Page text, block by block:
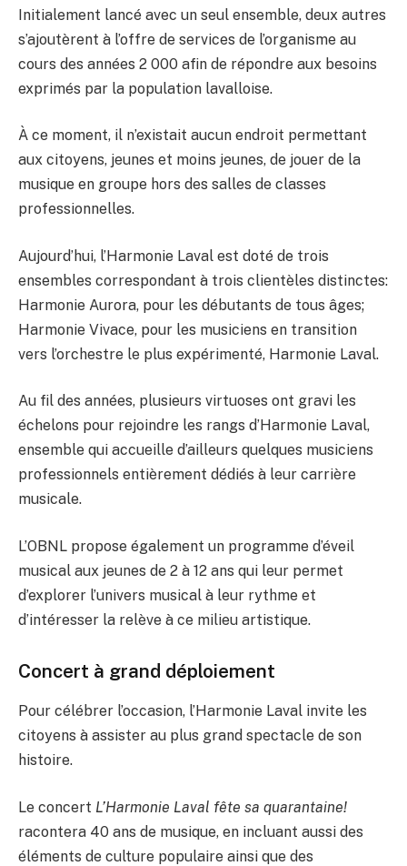
Initialement lancé avec un seul ensemble, deux autres
s’ajoutèrent à l’offre de services de l’organisme au
cours des années 2 000 afin de répondre aux besoins
exprimés par la population lavalloise.
À ce moment, il n’existait aucun endroit permettant
aux citoyens, jeunes et moins jeunes, de jouer de la
musique en groupe hors des salles de classes
professionnelles.
Aujourd’hui, l’Harmonie Laval est doté de trois
ensembles correspondant à trois clientèles distinctes:
Harmonie Aurora, pour les débutants de tous âges;
Harmonie Vivace, pour les musiciens en transition
vers l’orchestre le plus expérimenté, Harmonie Laval.
Au fil des années, plusieurs virtuoses ont gravi les
échelons pour rejoindre les rangs d’Harmonie Laval,
ensemble qui accueille d’ailleurs quelques musiciens
professionnels entièrement dédiés à leur carrière
musicale.
L’OBNL propose également un programme d’éveil
musical aux jeunes de 2 à 12 ans qui leur permet
d’explorer l’univers musical à leur rythme et
d’intéresser la relève à ce milieu artistique.
Concert à grand déploiement
Pour célébrer l’occasion, l’Harmonie Laval invite les
citoyens à assister au plus grand spectacle de son
histoire.
Le concert L’Harmonie Laval fête sa quarantaine!
racontera 40 ans de musique, en incluant aussi des
éléments de culture populaire ainsi que des